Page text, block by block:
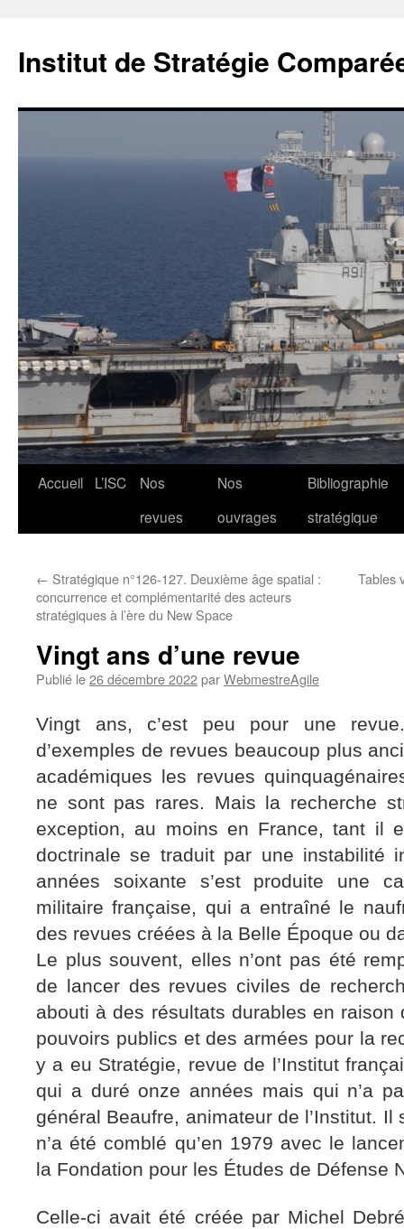
Institut de Stratégie
Aller
Accueil L’ISC
Nos
revues
Nos
ouvrages
Bibliographie
stratégique
← Stratégique n°126-127. Deuxième âge spatial :
concurrence et complémentarité des acteurs
stratégiques à l’ère du New Space
Tables
Vingt ans d’une revue
Publié le26 décembre 2022parWebmestreAgile
Vingt ans, c’est peu pour une
d’exemples de revues beaucoup plus
académiques les revues
ne sont pas rares. Mais la recherche
exception, au moins en France, tant il
doctrinale se traduit par une instabilité
années soixante s’est produite une
militaire française, qui a entraîné le
des revues créées à la Belle Époque ou
Le plus souvent, elles n’ont pas été
de lancer des revues civiles de
abouti à des résultats durables en raison
pouvoirs publics et des armées pour la
y a eu Stratégie, revue de l’Institut
qui a duré onze années mais qui n’a
général Beaufre, animateur de l’Institut. Il
n’a été comblé qu’en 1979 avec le
la Fondation pour les Études de Défense
Celle-ci avait été créée par Michel